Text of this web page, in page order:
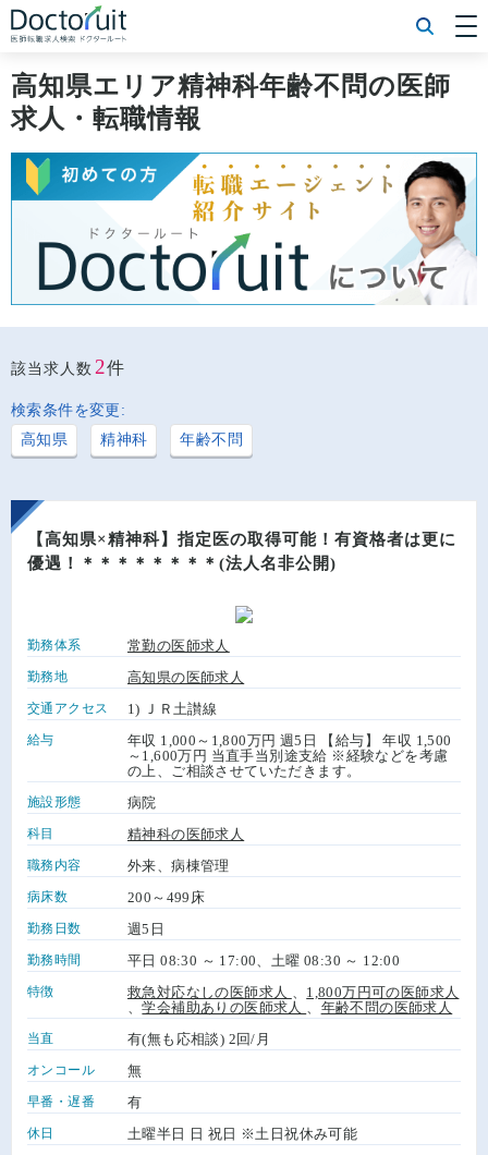
[常勤] 科目から探す
[常勤] 特徴から探す
[非常勤] エリアから探す
[非常勤] 科目から探す
Doctoruit医師転職特集
Doctoruitについて
運営者情報
プライバシーポリシー
高知県エリア精神科年齢不問の医師
求人・転職情報
該当求人数 2件
検索条件を変更:
高知県
精神科 年齢不問
【高知県×精神科】指定医の取得可能！有資格者は更に
優遇！＊＊＊＊＊＊＊＊(法人名非公開)
勤務体系 常勤の医師求人
勤務地 高知県の医師求人
交通アクセス 1) ＪＲ土讃線
給与
年収 1,000～1,800万円 週5日 【給与】 年収 1,500
～1,600万円 当直手当別途支給 ※経験などを考慮
の上、ご相談させていただきます。
施設形態 病院
科目 精神科の医師求人
職務内容 外来、病棟管理
病床数 200～499床
勤務日数 週5日
勤務時間 平日 08:30 ～ 17:00、土曜 08:30 ～ 12:00
特徴 救急対応なしの医師求人
1,800万円可の医師求人
、学会補助ありの医師求人 年齢不問の医師求人
当直 有(無も応相談) 2回/月
オンコール 無
早番・遅番 有
休日 土曜半日 日 祝日 ※土日祝休み可能